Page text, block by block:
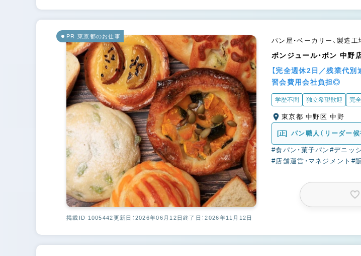
パン屋・ベーカリー、製造工
ボンジュール・ボン 中野
【完全週休2日／残業代
習会費用会社負担◎
PR 東京都のお仕事
学歴不問 独立希望歓迎 完
東京都 中野区 中野
[正] パン職人（リーダー候
#食パン・菓子パン #デニッ
#店舗運営・マネジメント #
掲載ID 1005442更新日：2026年06月12日終了日：2026年11月12日